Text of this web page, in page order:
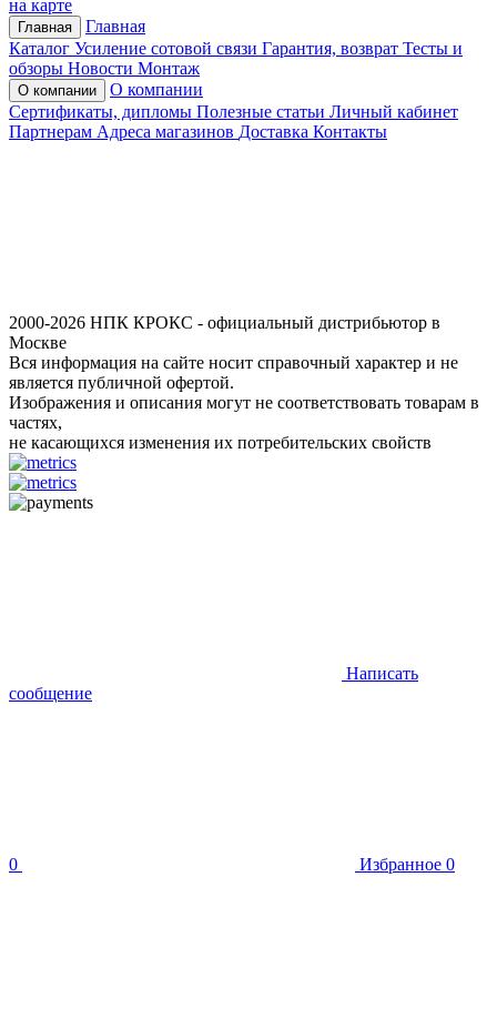
на карте
Главная
Главная
Каталог Усиление сотовой связи Гарантия, возврат Тесты и
обзоры Новости Монтаж
О компании
О компании
Сертификаты, дипломы Полезные статьи Личный кабинет
Партнерам Адреса магазинов Доставка Контакты
2000-2026 НПК КРОКС - официальный дистрибьютор в
Москве
Вся информация на сайте носит справочный характер и не
является публичной офертой.
Изображения и описания могут не соответствовать товарам в
частях,
не касающихся изменения их потребительских свойств
Написать
сообщение
0 Избранное 0